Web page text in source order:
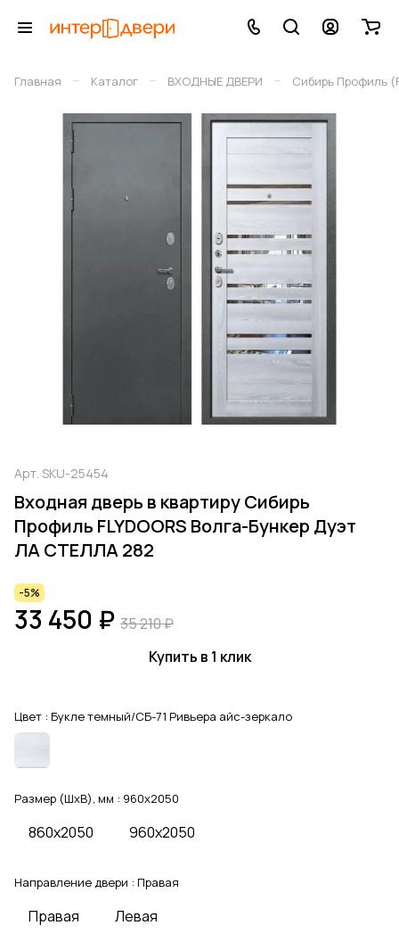
Главная – Каталог – ВХОДНЫЕ ДВЕРИ – Сибирь Профиль
Арт. SKU-25454
Входная дверь в квартиру Сибирь
Профиль FLYDOORS Волга-Бункер Дуэт
ЛА СТЕЛЛА 282
-5%
33 450 ₽ 35 210 ₽
Купить в 1 клик
Цвет : Букле темный/СБ-71 Ривьера айс-зеркало
Размер (ШхВ), мм : 960x2050
860x2050 960x2050
Направление двери : Правая
Правая Левая